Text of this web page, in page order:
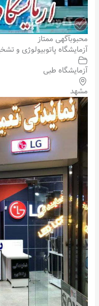
محبوبآگهی ممتاز
آزمایشگاه پاتوبیولوژی و
آزمایشگاه طبی
مشهد